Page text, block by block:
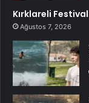
Kırklareli
Ağustos 7, 2026